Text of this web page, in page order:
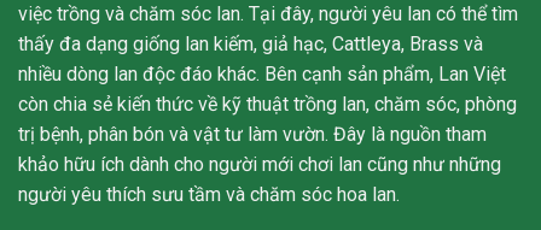
việc trồng và chăm sóc lan. Tại đây, người yêu lan có thể tìm
thấy đa dạng giống lan kiếm, giả hạc, Cattleya, Brass và
nhiều dòng lan độc đáo khác. Bên cạnh sản phẩm, Lan Việt
còn chia sẻ kiến thức về kỹ thuật trồng lan, chăm sóc, phòng
trị bệnh, phân bón và vật tư làm vườn. Đây là nguồn tham
khảo hữu ích dành cho người mới chơi lan cũng như những
người yêu thích sưu tầm và chăm sóc hoa lan.